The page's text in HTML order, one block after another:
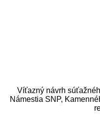
Víťazný návrh
Námestia SNP,